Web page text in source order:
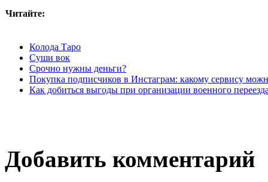
Читайте:
Колода Таро
Суши вок
Срочно нужны деньги?
Покупка подписчиков в Инстаграм: какому сервису
Как добиться выгоды при организации военного
Добавить комментарий